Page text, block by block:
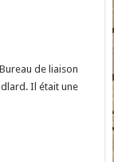
de liaison
Il était une